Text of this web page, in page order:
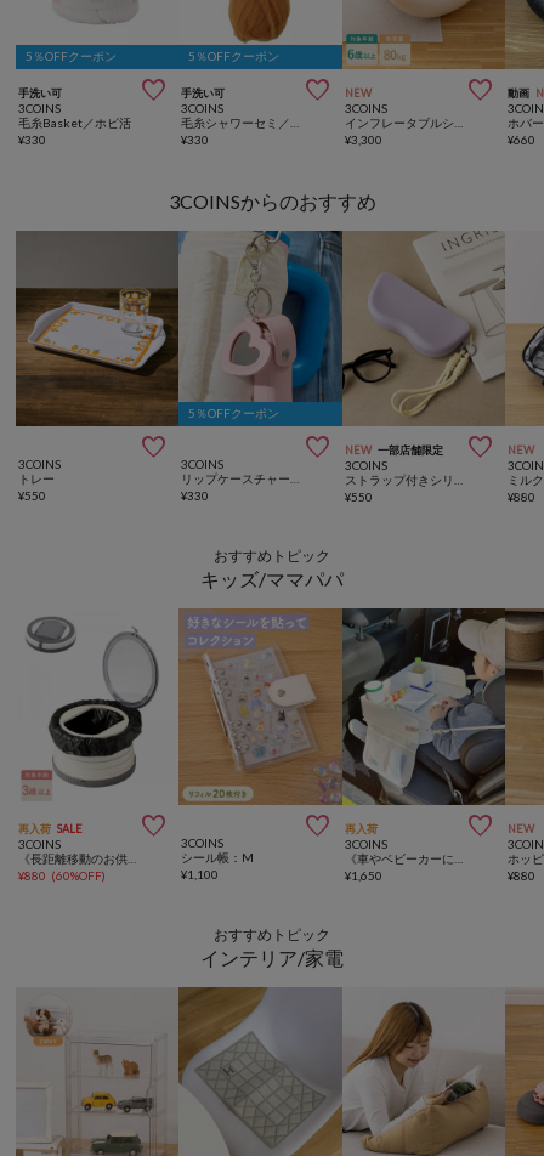
5％OFFクーポン
手洗い可 
3COINS
毛糸Basket／ホビ活
¥330
5％OFFクーポン
手洗い可 
3COINS
¥330
NEW 
3COINS
¥3,300
動画
ホバ
¥660
3COINSからのおすすめ

3COINS
トレー
¥550
5％OFFクーポン

3COINS
¥330
NEW 一部店舗限定 
3COINS
¥550
NEW
¥880
おすすめトピック
キッズ/ママパパ
再入荷 SALE 
3COINS
¥880 (60%OFF)

3COINS
シール帳：M
¥1,100
再入荷 
3COINS
¥1,650
NEW
ホッ
¥880
おすすめトピック
インテリア/家電